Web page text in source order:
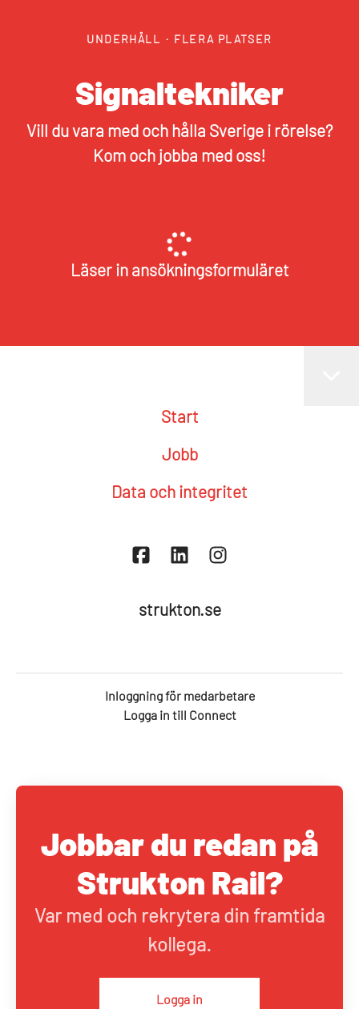
UNDERHÅLL · FLERA PLATSER
Signaltekniker
Vill du vara med och hålla Sverige i rörelse?
Kom och jobba med oss!
Läser in ansökningsformuläret
Start
Jobb
Data och integritet
strukton.se
Inloggning för medarbetare
Logga in till Connect
Jobbar du redan på
Strukton Rail?
Var med och rekrytera din framtida
kollega.
Logga in